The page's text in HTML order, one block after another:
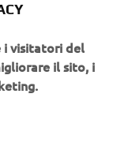
Monocross che
da 21 e 18
di Yamaha,
difficili e
i visitatori del
il sito, i